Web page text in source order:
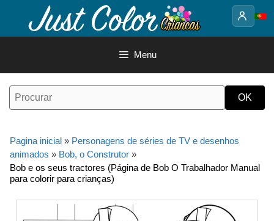
o
Menu
Pagina inicial » Personagens de séries de TV e desenhos
animados » Bob, o Construtor »
Bob e os seus tractores (Página de Bob O Trabalhador Manual
para colorir para crianças)